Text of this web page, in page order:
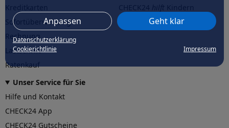
Anpassen Geht klar
Datenschutzerklärung
Cookierichtlinie
Impressum
Sofortüberweisung
Rechnung
Lastschrift
Ratenkauf
CHECK24hilftder Natur
Unser Service für Sie
Hilfe und Kontakt
CHECK24 App
CHECK24 Gutscheine